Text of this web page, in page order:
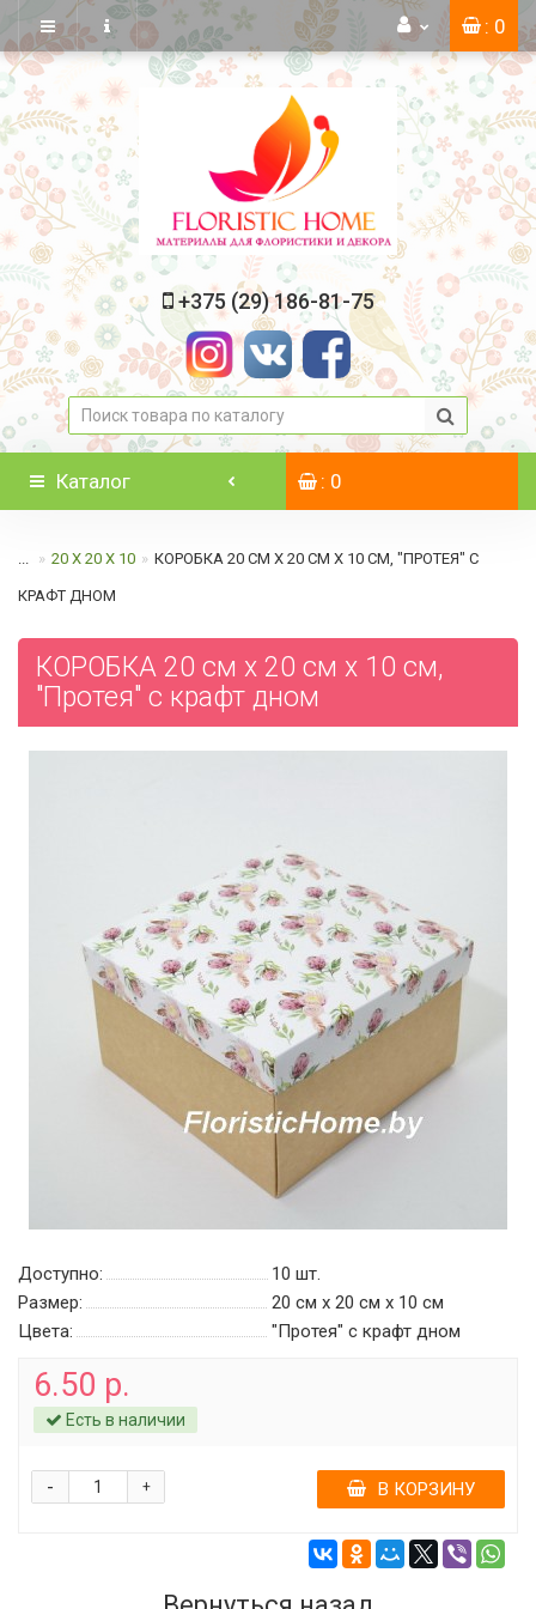
: 0
+375 (29) 186-81-75
Каталог : 0
... 20 Х 20 Х 10 КОРОБКА 20 СМ Х 20 СМ Х 10 СМ, "ПРОТЕЯ" С
КРАФТ ДНОМ
КОРОБКА 20 см х 20 см х 10 см,
"Протея" с крафт дном
Доступно: 10 шт.
Размер:
20 см х 20 см х 10 см
Цвета:
"Протея" с крафт дном
6.50 р.
Есть в наличии
+
- В КОРЗИНУ